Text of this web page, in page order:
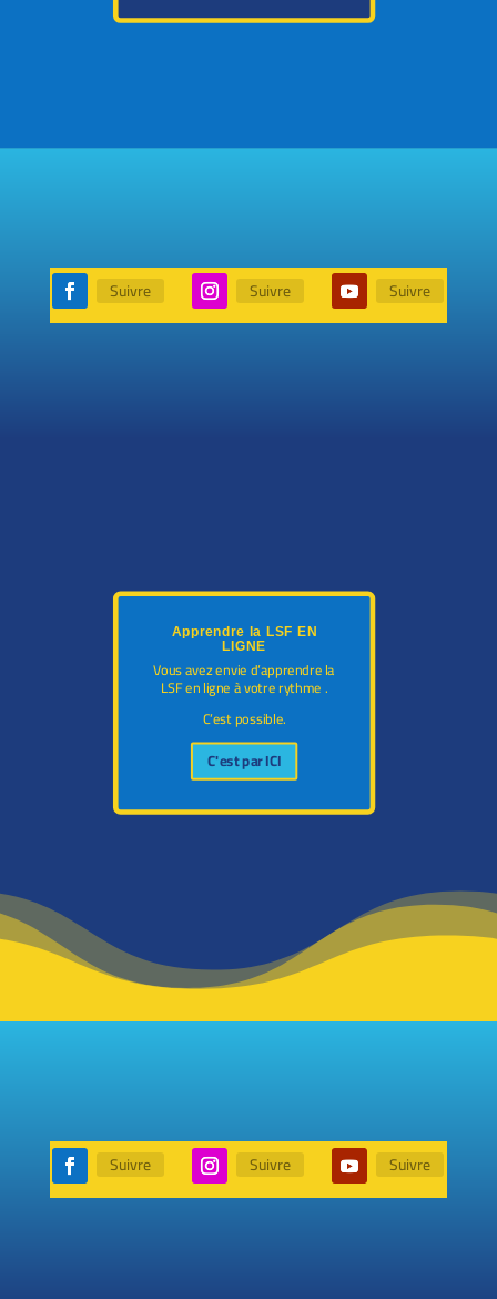
Suivre Suivre Suivre
Apprendre la LSF EN
LIGNE
Vous avez envie d’apprendre la
LSF en ligne à votre rythme .
C’est possible.
C'est par ICI
Suivre Suivre Suivre